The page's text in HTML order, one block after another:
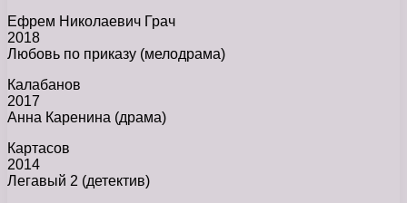
Ефрем Николаевич Грач
2018
Любовь по приказу (мелодрама)
Калабанов
2017
Анна Каренина (драма)
Картасов
2014
Легавый 2 (детектив)